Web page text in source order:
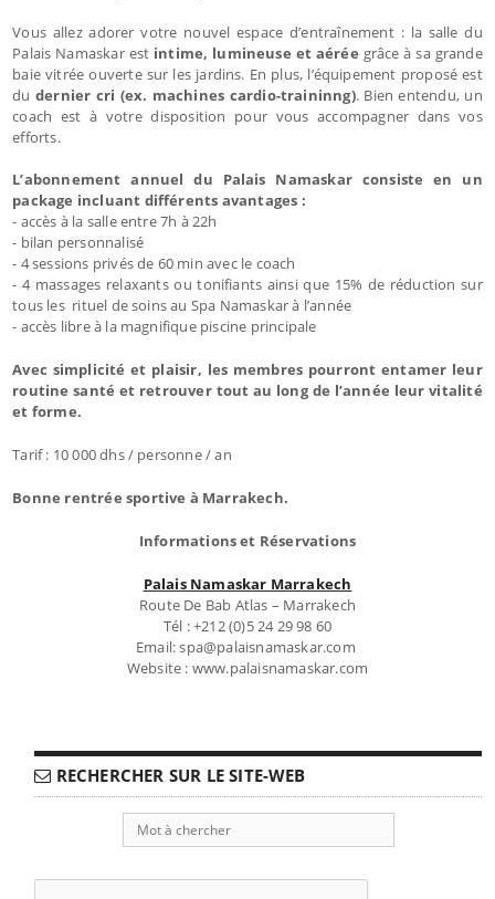
Vous allez adorer votre nouvel espace d’entraînement : la salle du
Palais Namaskar est intime, lumineuse et aérée grâce à sa grande
baie vitrée ouverte sur les jardins. En plus, l’équipement proposé est
du dernier cri (ex. machines cardio-traininng). Bien entendu, un
coach est à votre disposition pour vous accompagner dans vos
efforts.
L’abonnement annuel du Palais Namaskar consiste en un
package incluant différents avantages :
- accès à la salle entre 7h à 22h
- bilan personnalisé
- 4 sessions privés de 60 min avec le coach
- 4 massages relaxants ou tonifiants ainsi que 15% de réduction sur
tous les rituel de soins au Spa Namaskar à l’année
- accès libre à la magnifique piscine principale
Avec simplicité et plaisir, les membres pourront entamer leur
routine santé et retrouver tout au long de l’année leur vitalité
et forme.
Tarif : 10 000 dhs / personne / an
Bonne rentrée sportive à Marrakech.
Informations et Réservations
Palais Namaskar Marrakech
Route De Bab Atlas – Marrakech
Tél : +212 (0)5 24 29 98 60
Email: spa@palaisnamaskar.com
Website : www.palaisnamaskar.com
RECHERCHER SUR LE SITE-WEB